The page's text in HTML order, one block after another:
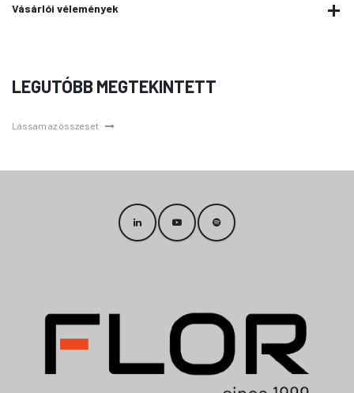
Vásárlói vélemények
LEGUTÓBB MEGTEKINTETT
Lássam az összeset